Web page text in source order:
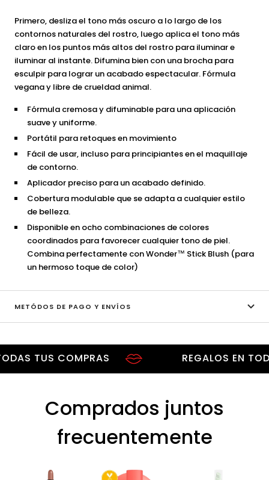
Primero, desliza el tono más oscuro a lo largo de los
contornos naturales del rostro, luego aplica el tono más
claro en los puntos más altos del rostro para iluminar e
iluminar al instante. Difumina bien con una brocha para
esculpir para lograr un acabado espectacular. Fórmula
vegana y libre de crueldad animal.
Fórmula cremosa y difuminable para una aplicación
suave y uniforme.
Portátil para retoques en movimiento
Fácil de usar, incluso para principiantes en el maquillaje
de contorno.
Aplicador preciso para un acabado definido.
Cobertura modulable que se adapta a cualquier estilo
de belleza.
Disponible en ocho combinaciones de colores
coordinados para favorecer cualquier tono de piel.
Combina perfectamente con Wonder™ Stick Blush (para
un hermoso toque de color)
METÓDOS DE PAGO Y ENVÍOS
TUS COMPRAS REGALOS EN TODAS
Comprados juntos
frecuentemente